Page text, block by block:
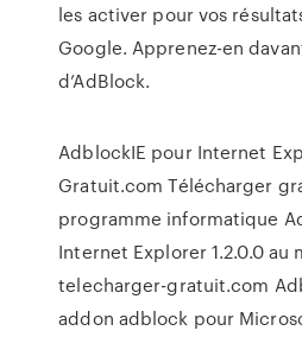
les activer pour vos
Google. Apprenez-en
d’AdBlock.
AdblockIE pour Internet
Gratuit.com Télécharger
programme informatique
Internet Explorer 1.2.0.0 au
telecharger-gratuit.com
addon adblock pour